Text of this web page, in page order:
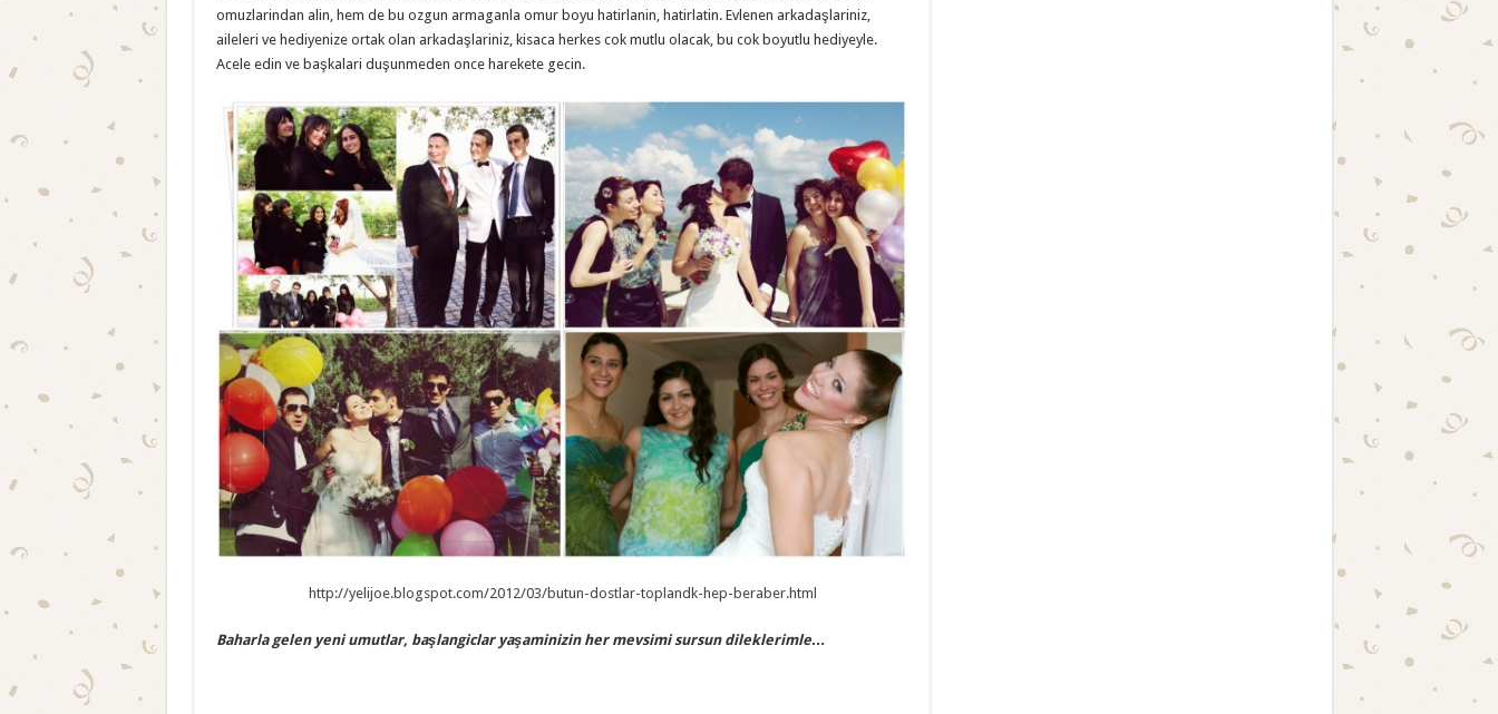
omuzlarindan alin, hem de bu ozgun armaganla omur boyu hatirlanin, hatirlatin. Evlenen arkadaşlariniz,
aileleri ve hediyenize ortak olan arkadaşlariniz, kisaca herkes cok mutlu olacak, bu cok boyutlu hediyeyle.
Acele edin ve başkalari duşunmeden once harekete gecin.
http://yelijoe.blogspot.com/2012/03/butun-dostlar-toplandk-hep-beraber.html
Baharla gelen yeni umutlar, başlangiclar yaşaminizin her mevsimi sursun dileklerimle…